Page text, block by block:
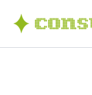
contenido